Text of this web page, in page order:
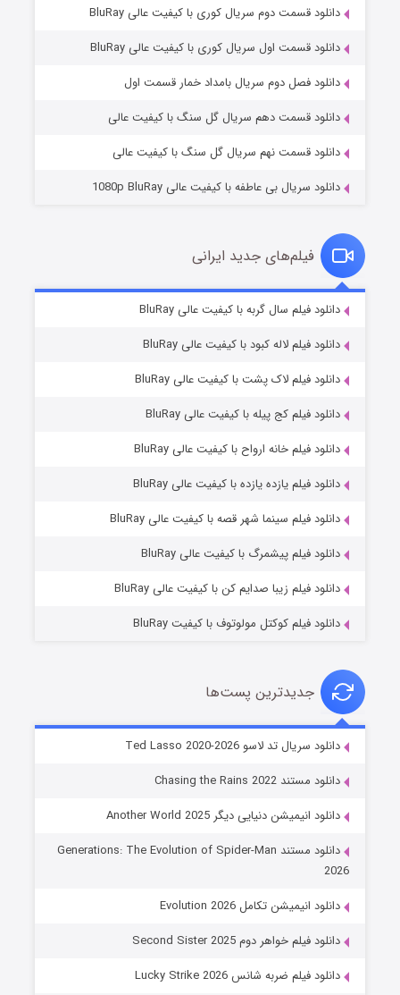
مردگان متحرک: شهر مرده ۳
قسمت۲ (زیرنویس) منتشر شد
قسمت۷ (زیرنویس) منتشر شد
خاندان اژدها فصل ۳
جادوگری در مغولستان
دانلود قسمت دوم سریال کوری با کیفیت عالی BluRay
دانلود قسمت اول سریال کوری با کیفیت عالی BluRay
دانلود فصل دوم سریال بامداد خمار قسمت اول
دانلود قسمت دهم سریال گل سنگ با کیفیت عالی
دانلود قسمت نهم سریال گل سنگ با کیفیت عالی
دانلود سریال بی عاطفه با کیفیت عالی 1080p BluRay
فیلم‌های جدید ایرانی
دانلود فیلم سال گربه با کیفیت عالی BluRay
دانلود فیلم لاله کبود با کیفیت عالی BluRay
دانلود فیلم لاک پشت با کیفیت عالی BluRay
دانلود فیلم کج‌ پیله با کیفیت عالی BluRay
دانلود فیلم خانه ارواح با کیفیت عالی BluRay
دانلود فیلم یازده یازده با کیفیت عالی BluRay
دانلود فیلم سینما شهر قصه با کیفیت عالی BluRay
دانلود فیلم پیشمرگ با کیفیت عالی BluRay
دانلود فیلم زیبا صدایم کن با کیفیت عالی BluRay
دانلود فیلم کوکتل مولوتوف با کیفیت BluRay
جدیدترین پست‌ها
دانلود سریال تد لاسو Ted Lasso 2020-2026
دانلود مستند Chasing the Rains 2022
دانلود انیمیشن دنیایی دیگر Another World 2025
دانلود مستند Generations: The Evolution of Spider-Man
2026
دانلود انیمیشن تکامل Evolution 2026
دانلود فیلم خواهر دوم Second Sister 2025
دانلود فیلم ضربه شانس Lucky Strike 2026